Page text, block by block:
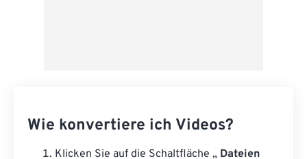
Wie konvertiere ich Videos?
Klicken Sie auf die Schaltfläche „ Dateien